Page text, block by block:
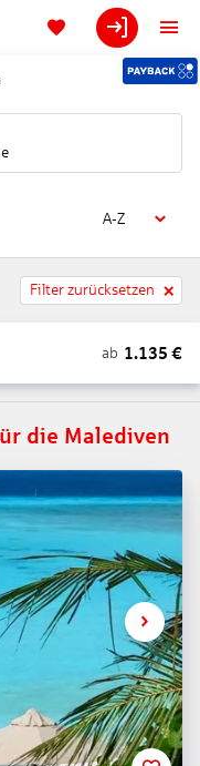
A-Z
Filter zurücksetzen
ab 1.135 €
die Malediven